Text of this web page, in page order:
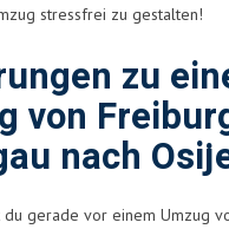
stressfrei zu gestalten!
zu
von
nach
du gerade vor einem Umzug